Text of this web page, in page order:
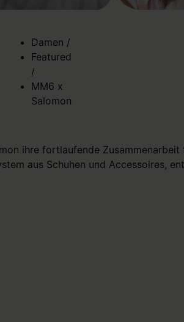
Damen /
Featured
/
MM6 x
Salomon
ihre fortlaufende
aus Schuhen und Accessoires,